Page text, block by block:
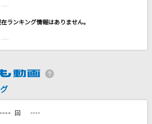
。
さと 心強さと
----
----
----
---- 回 ----